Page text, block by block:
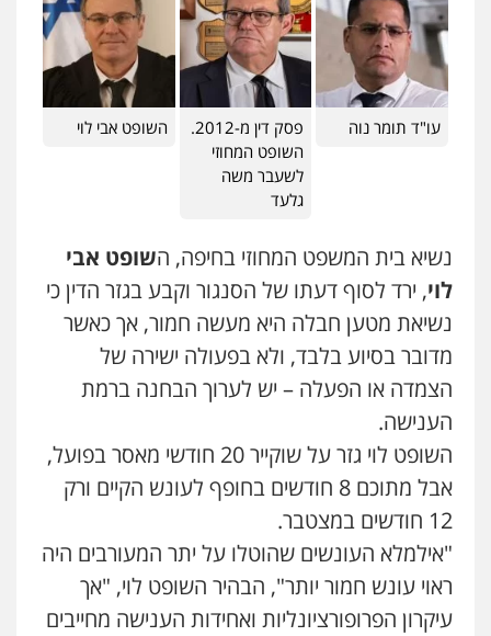
שני אלגרבלי – משרד עורכי דין
עורכי דין לענייני אסירים תעבורה
0507120031
עו"ד אייל אביטל
פשיעה חמורה
0544712201
עו"ד רונן בנדל
משפט פלילי פשיעה חמורה פלילי
0524282442
כבריאן, מזר – משרד עורכי דין
0543986802
עו"ד אבי כהן
פלילי פשיעה חמורה קטינים אלימות
סמים עבירות מין
0523647066
עו"ד תומר נוה
פסק דין מ-2012.
השופט המחוזי
לשעבר משה
גלעד
השופט אבי לוי
נשיא בית המשפט המחוזי בחיפה, השופט אבי
לוי, ירד לסוף דעתו של הסנגור וקבע בגזר הדין כי
נשיאת מטען חבלה היא מעשה חמור, אך כאשר
מדובר בסיוע בלבד, ולא בפעולה ישירה של
הצמדה או הפעלה – יש לערוך הבחנה ברמת
הענישה.
השופט לוי גזר על שוקייר 20 חודשי מאסר בפועל,
אבל מתוכם 8 חודשים בחופף לעונש הקיים ורק
12 חודשים במצטבר.
"אילמלא העונשים שהוטלו על יתר המעורבים היה
ראוי עונש חמור יותר", הבהיר השופט לוי, "אך
עיקרון הפרופורציונליות ואחידות הענישה מחייבים
עו"ד אייל בסרגליק
פלילי כלכלי צווארון לבן עורכי דין לענייני
אזרחי נדל"ן / עסקים
0528488515
עו"ד זוהר ארבל
פשיעה חמורה
קטינים
עו"ד אסף דוק
פלילי עבירות מין סמים והימורים פשיעה
חמורה חקירות ומעצרים צווארון לבן והונאה
0526885006
וחקירות צבאי תעבורה
0544218336
עו"ד עלי סעדי
פלילי פשיעה חמורה ליווי וייצוג בחקירות
ומעצרים
0508824984